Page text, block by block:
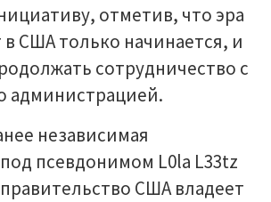
отметив, что эра
США только начинается, и
сотрудничество с
администрацией.
независимая
псевдонимом L0la L33tz
США владеет